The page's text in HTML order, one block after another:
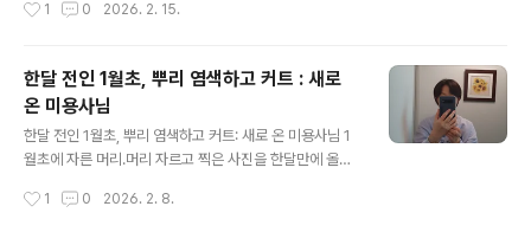
서 왼쪽 머리가 더 길게 잘라줬다. 아침마다 거울 보면서 가
던건 염색하고 머리 잘라줬는데, 머리 자르고 털어주지 않
아서 잘린 머리카락이 머리에 그대로 붙은채로 집에 왔다.
목도리와 잠바 뒤쪽이 머리카락 범벅이었다. 세면대에서
머리를 털며, 세면대 가득 우수수 떨어지는 머리카락을 보
며 경악을 금치 못했었다.결국 또 다른 곳을 가기로 마음 먹
른 곳으로전에 한번 왔었던 다른 곳에 왔다.미용사님이 서
1 0 2026. 2. 15.
한달 전인 1월초, 뿌리 염색하고 커트 : 새로
온 미용사님
한달 전인 1월초, 뿌리 염색하고 커트: 새로 온 미용사님 1
월초에 자른 머리.머리 자르고 찍은 사진을 한달만에 올린
머리를 동그랗게 잘라줬다.이렇게 자르고 염색하면 그래도
1 0 2026. 2. 8.